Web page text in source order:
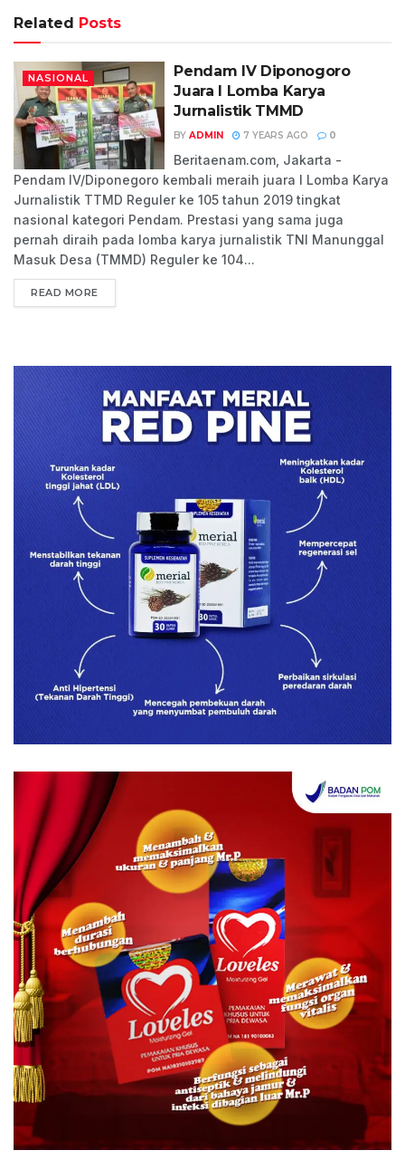
Related Posts
NASIONAL
Pendam IV Diponogoro
Juara I Lomba Karya
Jurnalistik TMMD
BY ADMIN 7 YEARS AGO 0
Beritaenam.com, Jakarta -
Pendam IV/Diponegoro kembali meraih juara I Lomba Karya
Jurnalistik TTMD Reguler ke 105 tahun 2019 tingkat
nasional kategori Pendam. Prestasi yang sama juga
pernah diraih pada lomba karya jurnalistik TNI Manunggal
Masuk Desa (TMMD) Reguler ke 104...
READ MORE